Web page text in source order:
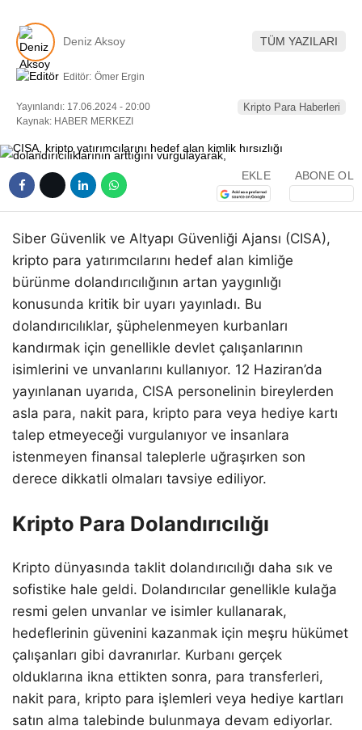
Deniz Aksoy TÜM YAZILARI
Editör: Ömer Ergin
Yayınlandı: 17.06.2024 - 20:00
Kaynak: HABER MERKEZI
Kripto Para Haberleri
EKLE ABONE OL
Siber Güvenlik ve Altyapı Güvenliği Ajansı (CISA),
kripto para yatırımcılarını hedef alan kimliğe
bürünme dolandırıcılığının artan yaygınlığı
konusunda kritik bir uyarı yayınladı. Bu
dolandırıcılıklar, şüphelenmeyen kurbanları
kandırmak için genellikle devlet çalışanlarının
isimlerini ve unvanlarını kullanıyor. 12 Haziran’da
yayınlanan uyarıda, CISA personelinin bireylerden
asla para, nakit para, kripto para veya hediye kartı
talep etmeyeceği vurgulanıyor ve insanlara
istenmeyen finansal taleplerle uğraşırken son
derece dikkatli olmaları tavsiye ediliyor.
Kripto Para Dolandırıcılığı
Kripto dünyasında taklit dolandırıcılığı daha sık ve
sofistike hale geldi. Dolandırıcılar genellikle kulağa
resmi gelen unvanlar ve isimler kullanarak,
hedeflerinin güvenini kazanmak için meşru hükümet
çalışanları gibi davranırlar. Kurbanı gerçek
olduklarına ikna ettikten sonra, para transferleri,
nakit para, kripto para işlemleri veya hediye kartları
satın alma talebinde bulunmaya devam ediyorlar.